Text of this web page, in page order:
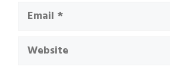
Email
Website